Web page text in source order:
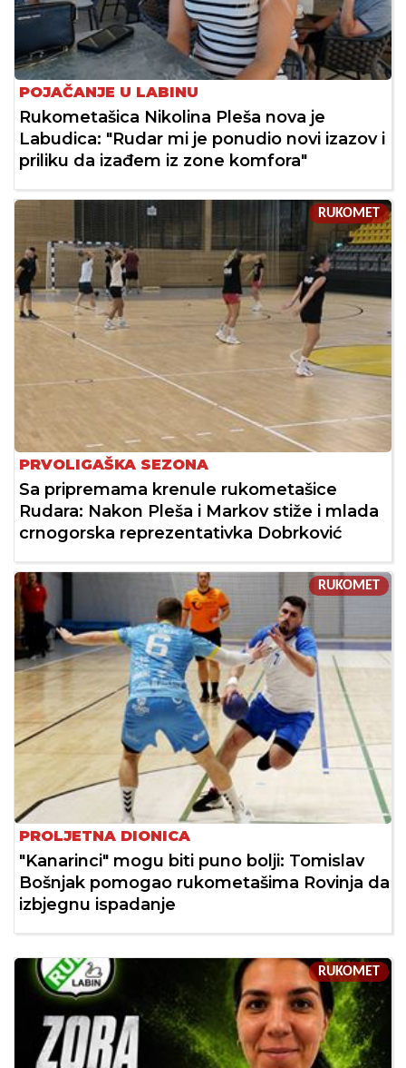
POJAČANJE U LABINU
Rukometašica Nikolina Pleša nova je
Labudica: "Rudar mi je ponudio novi izazov i
priliku da izađem iz zone komfora"
RUKOMET
PRVOLIGAŠKA SEZONA
Sa pripremama krenule rukometašice
Rudara: Nakon Pleša i Markov stiže i mlada
crnogorska reprezentativka Dobrković
RUKOMET
PROLJETNA DIONICA
"Kanarinci" mogu biti puno bolji: Tomislav
Bošnjak pomogao rukometašima Rovinja da
izbjegnu ispadanje
RUKOMET